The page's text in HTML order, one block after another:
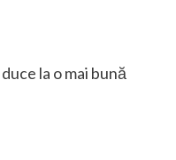
la o mai bună